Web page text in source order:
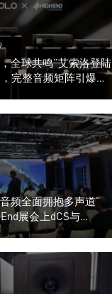
全球共鸣”艾索洛登陆
完整音频矩阵引爆关
频全面拥抱多声道”
展会上dCS与
多声道演示系统